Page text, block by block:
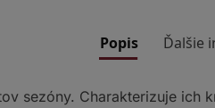
Popis Ďalšie
sezóny. Charakterizuje ich